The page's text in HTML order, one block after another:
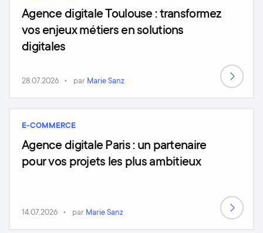
Agence digitale Toulouse : transformez
vos enjeux métiers en solutions
digitales
28.07.2026 par Marie Sanz
E-COMMERCE
Agence digitale Paris : un partenaire
pour vos projets les plus ambitieux
14.07.2026 par Marie Sanz